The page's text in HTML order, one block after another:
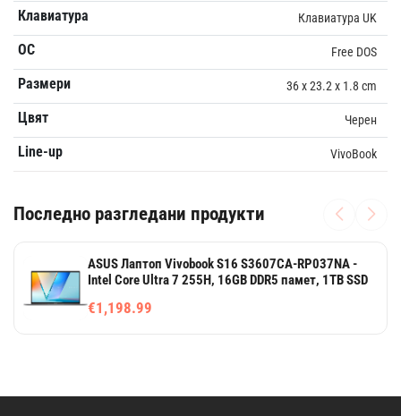
Клавиатура Клавиатура UK
ОС Free DOS
Размери 36 x 23.2 x 1.8 cm
Цвят Черен
Line-up VivoBook
Последно разгледани продукти
ASUS Лаптоп Vivobook S16 S3607CA-RP037NA -
Intel Core Ultra 7 255H, 16GB DDR5 памет, 1TB SSD
€1,198.99